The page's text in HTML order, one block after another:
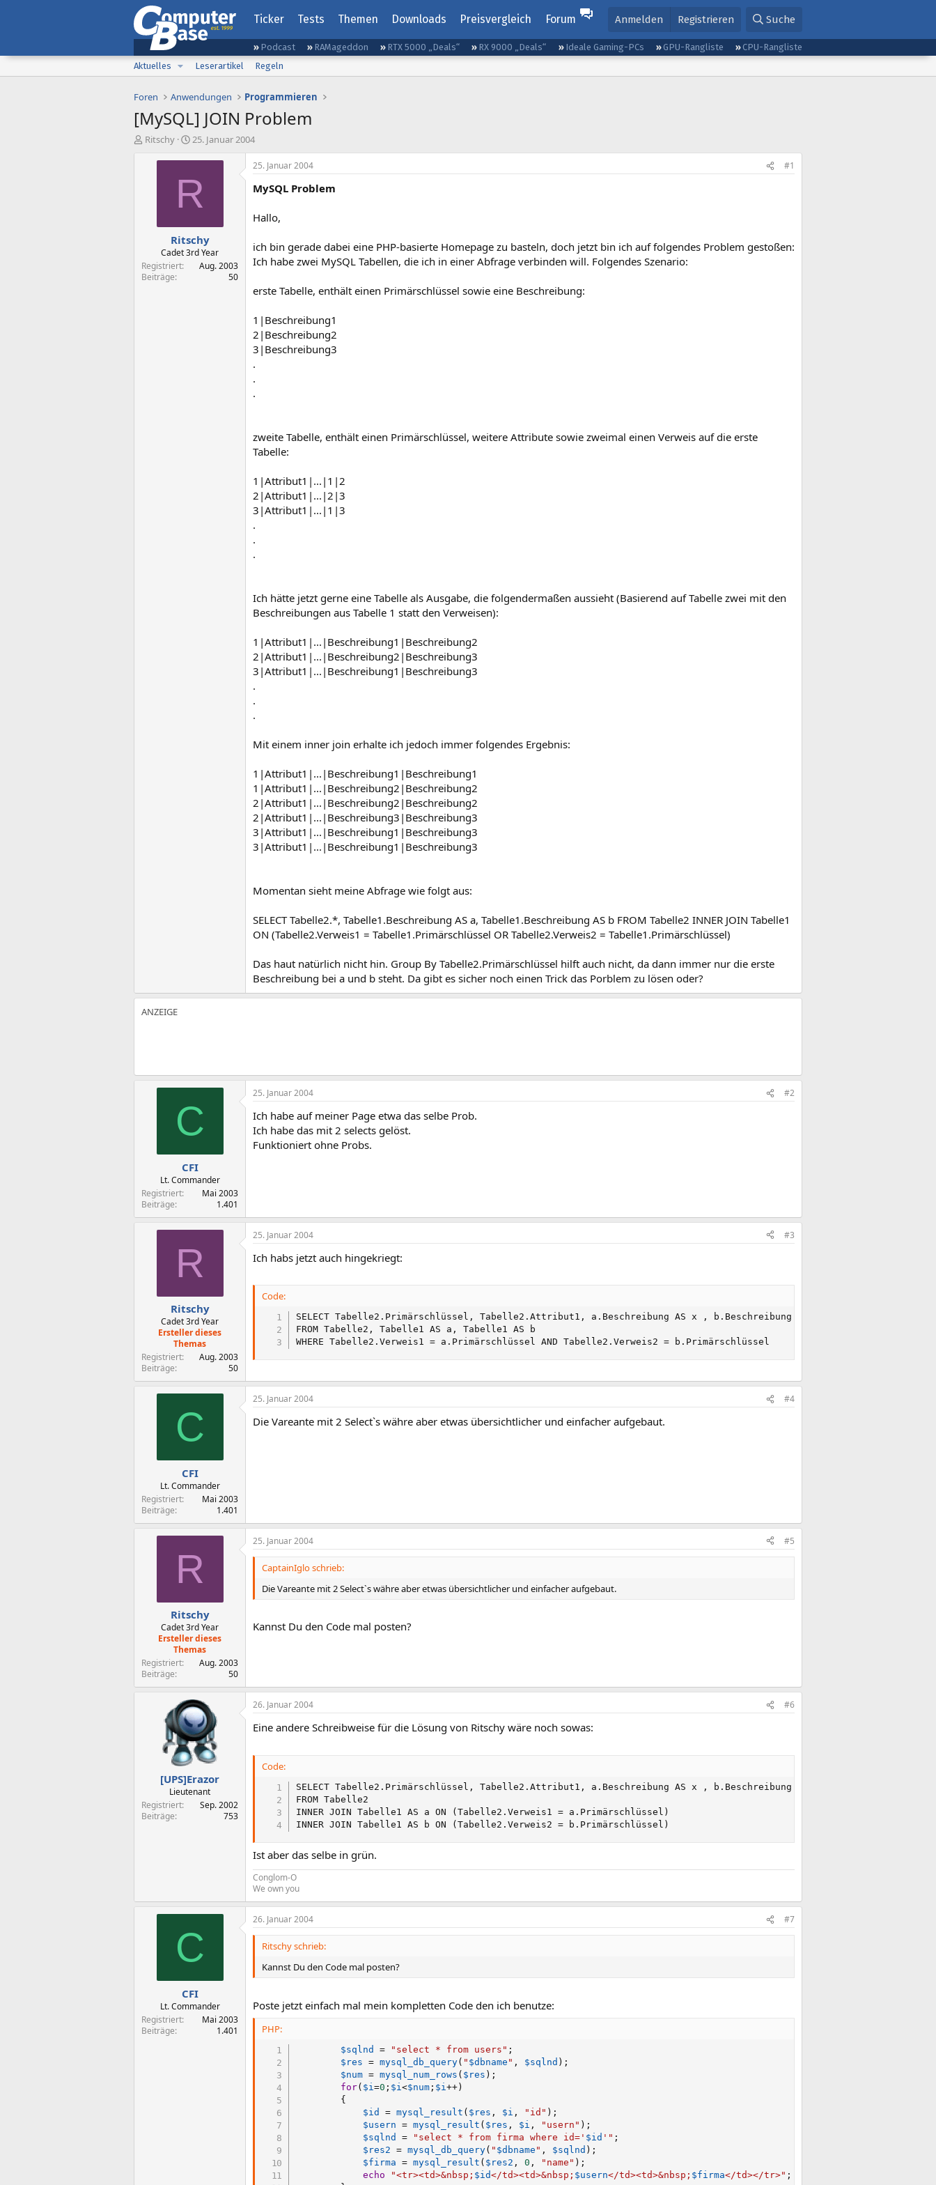
Ticker Tests Themen Downloads Preisvergleich Forum Anmelden Registrieren Suche
Podcast RAMageddon RTX 5000 „Deals“ RX 9000 „Deals“ Ideale Gaming-PCs GPU-Rangliste
CPU-Rangliste
Aktuelles
Leserartikel Regeln
Foren Anwendungen Programmieren
[MySQL] JOIN Problem
E
Ritschy
E
s
e
l
t
a
m
25. Januar 2004
R
Ritschy
Cadet 3rd Year
Registriert
Aug. 2003
Beiträge
50
25. Januar 2004 #1
MySQL Problem
Hallo,
ich bin gerade dabei eine PHP-basierte Homepage zu basteln, doch jetzt bin ich auf folgendes Problem gestoßen:
Ich habe zwei MySQL Tabellen, die ich in einer Abfrage verbinden will. Folgendes Szenario:
erste Tabelle, enthält einen Primärschlüssel sowie eine Beschreibung:
1|Beschreibung1
2|Beschreibung2
3|Beschreibung3
.
.
.
zweite Tabelle, enthält einen Primärschlüssel, weitere Attribute sowie zweimal einen Verweis auf die erste
Tabelle:
1|Attribut1|...|1|2
2|Attribut1|...|2|3
3|Attribut1|...|1|3
.
.
.
Ich hätte jetzt gerne eine Tabelle als Ausgabe, die folgendermaßen aussieht (Basierend auf Tabelle zwei mit den
Beschreibungen aus Tabelle 1 statt den Verweisen):
1|Attribut1|...|Beschreibung1|Beschreibung2
2|Attribut1|...|Beschreibung2|Beschreibung3
3|Attribut1|...|Beschreibung1|Beschreibung3
.
.
.
Mit einem inner join erhalte ich jedoch immer folgendes Ergebnis:
1|Attribut1|...|Beschreibung1|Beschreibung1
1|Attribut1|...|Beschreibung2|Beschreibung2
2|Attribut1|...|Beschreibung2|Beschreibung2
2|Attribut1|...|Beschreibung3|Beschreibung3
3|Attribut1|...|Beschreibung1|Beschreibung3
3|Attribut1|...|Beschreibung1|Beschreibung3
Momentan sieht meine Abfrage wie folgt aus:
SELECT Tabelle2.*, Tabelle1.Beschreibung AS a, Tabelle1.Beschreibung AS b FROM Tabelle2 INNER JOIN Tabelle1
ON (Tabelle2.Verweis1 = Tabelle1.Primärschlüssel OR Tabelle2.Verweis2 = Tabelle1.Primärschlüssel)
Das haut natürlich nicht hin. Group By Tabelle2.Primärschlüssel hilft auch nicht, da dann immer nur die erste
Beschreibung bei a und b steht. Da gibt es sicher noch einen Trick das Porblem zu lösen oder?
C
CFI
Lt. Commander
Registriert
Mai 2003
Beiträge
1.401
25. Januar 2004 #2
Ich habe auf meiner Page etwa das selbe Prob.
Ich habe das mit 2 selects gelöst.
Funktioniert ohne Probs.
R
Ritschy
Cadet 3rd Year
Ersteller dieses
Themas
Registriert
Aug. 2003
Beiträge
50
25. Januar 2004 #3
Ich habs jetzt auch hingekriegt:
Code:
SELECT Tabelle2.Primärschlüssel, Tabelle2.Attribut1, a.Beschreibung AS x , b.Beschreibung AS y
FROM Tabelle2, Tabelle1 AS a, Tabelle1 AS b
WHERE Tabelle2.Verweis1 = a.Primärschlüssel AND Tabelle2.Verweis2 = b.Primärschlüssel
C
CFI
Lt. Commander
Registriert
Mai 2003
Beiträge
1.401
25. Januar 2004 #4
Die Vareante mit 2 Select`s währe aber etwas übersichtlicher und einfacher aufgebaut.
R
Ritschy
Cadet 3rd Year
Ersteller dieses
Themas
Registriert
Aug. 2003
Beiträge
50
25. Januar 2004 #5
CaptainIglo schrieb:
Die Vareante mit 2 Select`s währe aber etwas übersichtlicher und einfacher aufgebaut.
Kannst Du den Code mal posten?
[UPS]Erazor
Lieutenant
Registriert
Sep. 2002
Beiträge
753
26. Januar 2004 #6
Eine andere Schreibweise für die Lösung von Ritschy wäre noch sowas:
Code:
SELECT Tabelle2.Primärschlüssel, Tabelle2.Attribut1, a.Beschreibung AS x , b.Beschreibung AS y
FROM Tabelle2
INNER JOIN Tabelle1 AS a ON (Tabelle2.Verweis1 = a.Primärschlüssel)
INNER JOIN Tabelle1 AS b ON (Tabelle2.Verweis2 = b.Primärschlüssel)
Ist aber das selbe in grün.
Conglom-O
We own you
C
CFI
Lt. Commander
Registriert
Mai 2003
Beiträge
1.401
26. Januar 2004 #7
Ritschy schrieb:
Kannst Du den Code mal posten?
Poste jetzt einfach mal mein kompletten Code den ich benutze:
PHP:
$sqlnd = "select * from users" ;
$res
= mysql_db_query( " $dbname " , $sqlnd ) ;
$num = mysql_num_rows ( $res ) ;
for( $i=0 ; $i<$num ; $i++ )
{
$id
= mysql_result ( $res , $i , "id" ) ;
$usern
= mysql_result ( $res , $i , "usern" ) ;
$sqlnd
= "select * from firma where id=' $id '" ;
$res2
= mysql_db_query( " $dbname " , $sqlnd ) ;
$firma
= mysql_result ( $res2 , 0 , "name" ) ;
echo
"<tr><td>&nbsp; $id</td><td>&nbsp; $usern</td><td>&nbsp; $firma</td></tr>" ;